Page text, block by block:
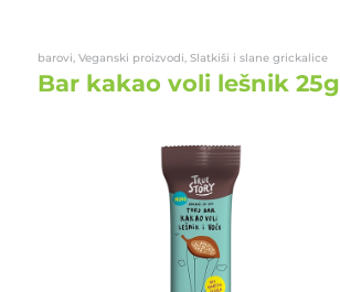
barovi, Veganski proizvodi, Slatkiši i slane grickalice
Bar kakao voli lešnik 25g